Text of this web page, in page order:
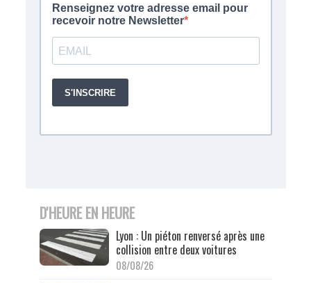
D'HEURE EN HEURE
Lyon : Un piéton renversé après une
collision entre deux voitures
08/08/26